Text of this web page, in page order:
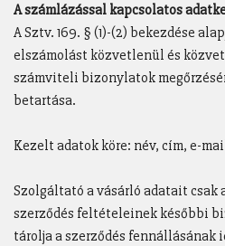
A számlázással kapcsolatos
A Sztv. 169. § (1)-(2) bekezdése
elszámolást közvetlenül és
számviteli bizonylatok
betartása.
Kezelt adatok köre: név, cím, e-
Szolgáltató a vásárló adatait csak
szerződés feltételeinek későbbi
tárolja a szerződés fennállásának